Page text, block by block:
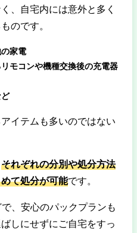
、自宅内には意外と多く
のです。
家電
モコンや機種交換後の充電器
イテムも多いのではない
それぞれの分別や処分方法
て処分が可能です。
、安心のパックプランも
しにせずにご自宅をすっ